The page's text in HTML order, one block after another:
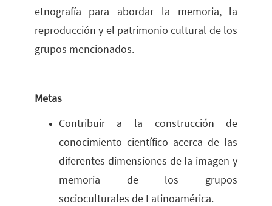
etnografía para abordar la memoria, la
reproducción y el patrimonio cultural de los
grupos mencionados.
Metas
Contribuir a la construcción de
conocimiento científico acerca de las
diferentes dimensiones de la imagen y
memoria de los grupos
socioculturales de Latinoamérica.